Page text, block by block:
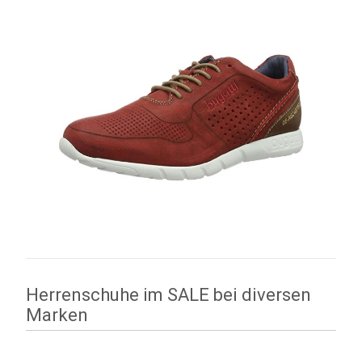
Herrenschuhe im SALE bei diversen
Marken